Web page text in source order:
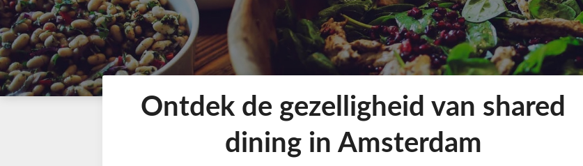
Ontdek de gezelligheid van shared
dining in Amsterdam